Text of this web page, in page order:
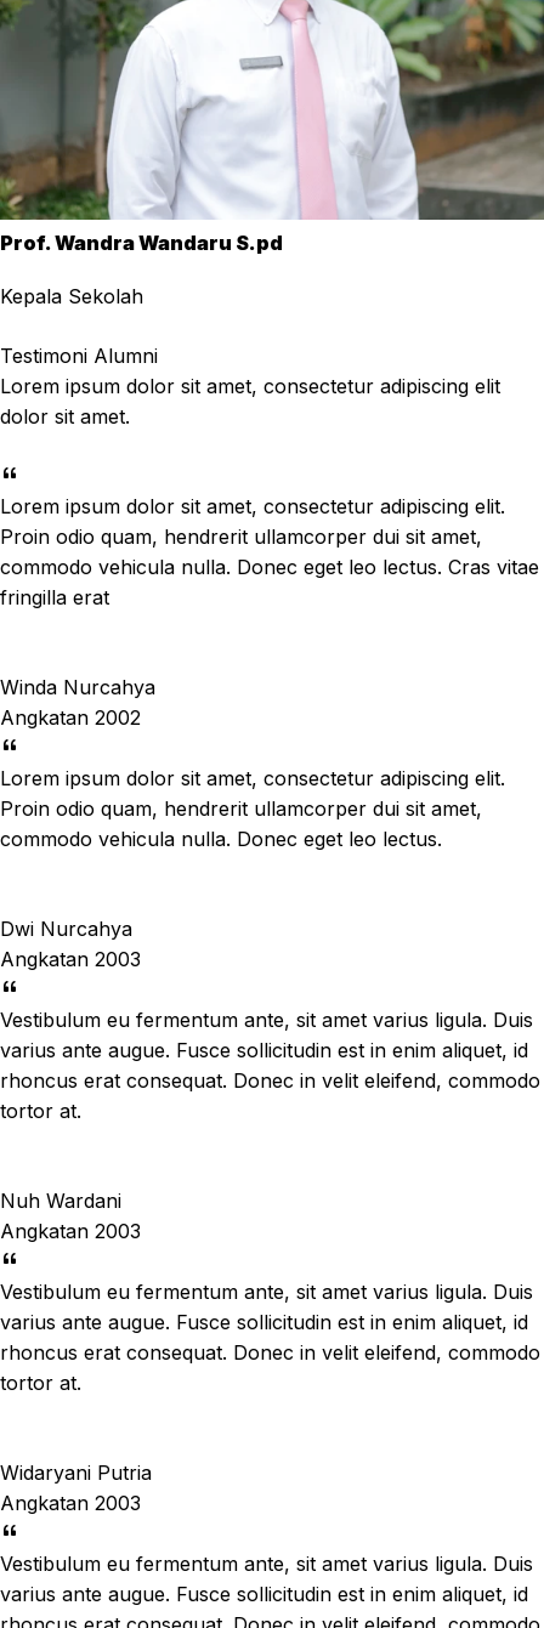
Prof. Wandra Wandaru S.pd
Kepala Sekolah
Testimoni Alumni
Lorem ipsum dolor sit amet, consectetur adipiscing elit
dolor sit amet.
Lorem ipsum dolor sit amet, consectetur adipiscing elit.
Proin odio quam, hendrerit ullamcorper dui sit amet,
commodo vehicula nulla. Donec eget leo lectus. Cras vitae
fringilla erat
Winda Nurcahya
Angkatan 2002
Lorem ipsum dolor sit amet, consectetur adipiscing elit.
Proin odio quam, hendrerit ullamcorper dui sit amet,
commodo vehicula nulla. Donec eget leo lectus.
Dwi Nurcahya
Angkatan 2003
Vestibulum eu fermentum ante, sit amet varius ligula. Duis
varius ante augue. Fusce sollicitudin est in enim aliquet, id
rhoncus erat consequat. Donec in velit eleifend, commodo
tortor at.
Nuh Wardani
Angkatan 2003
Vestibulum eu fermentum ante, sit amet varius ligula. Duis
varius ante augue. Fusce sollicitudin est in enim aliquet, id
rhoncus erat consequat. Donec in velit eleifend, commodo
tortor at.
Widaryani Putria
Angkatan 2003
Vestibulum eu fermentum ante, sit amet varius ligula. Duis
varius ante augue. Fusce sollicitudin est in enim aliquet, id